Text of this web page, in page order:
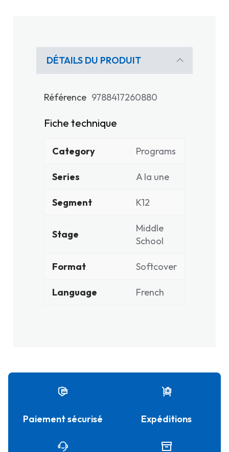
DÉTAILS DU PRODUIT
Référence 9788417260880
Fiche technique
Category Programs
Series A la une
Segment K12
Stage
Middle
School
Format Softcover
Language French
Paiement sécurisé Expéditions